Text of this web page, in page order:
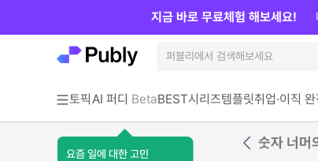
토픽AI 퍼디 Beta
요즘 일에 대한 고민
BEST시리즈템플릿취업·이직
지금 바로 무료체험 해보세요!
숫자 너머